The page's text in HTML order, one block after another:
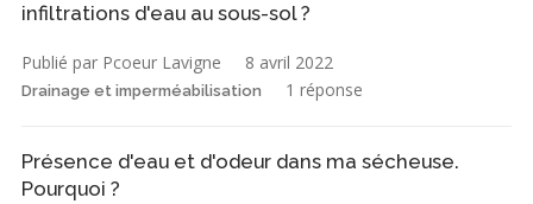
infiltrations d'eau au sous-sol ?
Publié par Pcoeur Lavigne 8 avril 2022
Drainage et imperméabilisation 1 réponse
Présence d'eau et d'odeur dans ma sécheuse.
Pourquoi ?